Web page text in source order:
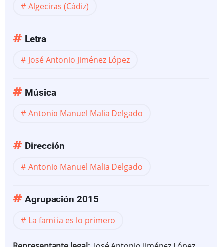
Algeciras (Cádiz)
Letra
José Antonio Jiménez López
Música
Antonio Manuel Malia Delgado
Dirección
Antonio Manuel Malia Delgado
Agrupación 2015
La familia es lo primero